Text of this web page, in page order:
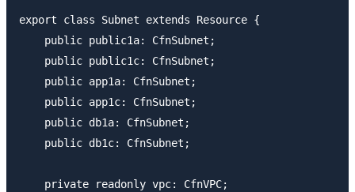
export class Subnet extends Resource {
    public public1a: CfnSubnet;
    public public1c: CfnSubnet;
    public app1a: CfnSubnet;
    public app1c: CfnSubnet;
    public db1a: CfnSubnet;
    public db1c: CfnSubnet;
    private readonly vpc: CfnVPC;